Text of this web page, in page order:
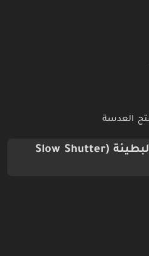
ثانيًا: سرعة الغالق البطيئة (Slow Shutter